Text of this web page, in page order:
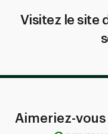
Visitez le site
Aimeriez-